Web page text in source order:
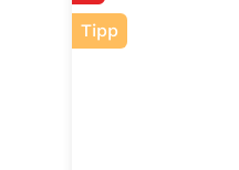
Güteklasse A und
Trinkwasser,
Tipp